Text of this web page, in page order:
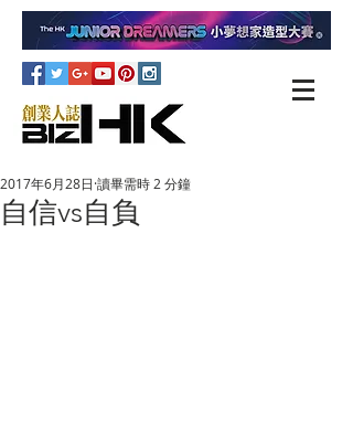
自信vs自負
2017年6月28日 讀畢需時 2 分鐘